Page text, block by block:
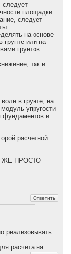
следует
площадки
следует
на основе
грунте или на
грунтов.
так и
в грунте, на
упругости
фундаментов и
расчетной
ЖЕ ПРОСТО
реализовывать
расчета на